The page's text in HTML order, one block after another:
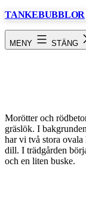
Hoppa
TANKEBUBBLOR
MENY STÄNG
Morötter och
gräslök. I
har vi två stora
dill. I trädgården
och en liten buske.